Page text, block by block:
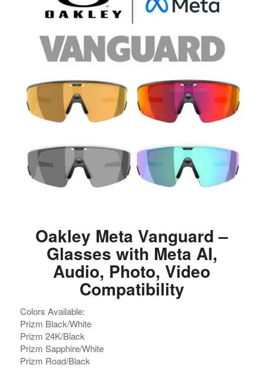
Oakley Meta Vanguard –
Glasses with Meta AI,
Audio, Photo, Video
Compatibility
Colors Available:
Prizm Black/White
Prizm 24K/Black
Prizm Sapphire/White
Prizm Road/Black